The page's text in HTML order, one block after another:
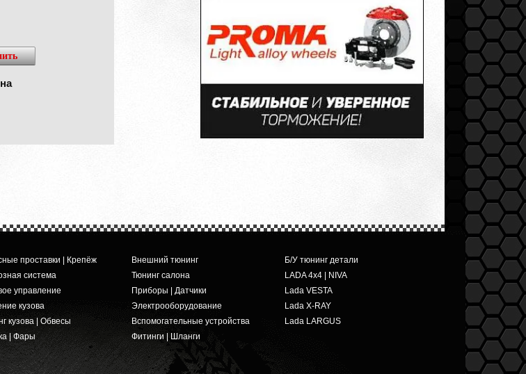
проставки | Крепёж
система
управление
кузова
кузова | Обвесы
| Фары
Внешний тюнинг
Тюнинг салона
Приборы | Датчики
Электрооборудование
Вспомогательные устройства
Фитинги | Шланги
Б/У тюнинг детали
LADA 4x4 | NIVA
Lada VESTA
Lada X-RAY
Lada LARGUS